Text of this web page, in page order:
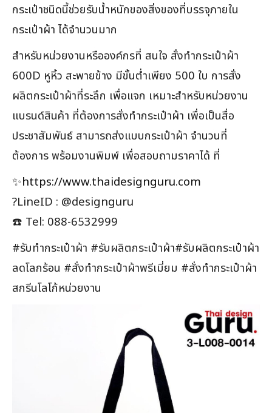
กระเป๋าชนิดนี้ช่วยรับน้ำหนักของสิ่งของที่บรรจุภายใน
กระเป๋าผ้า ได้จำนวนมาก
สำหรับหน่วยงานหรือองค์กรที่ สนใจ สั่งทำกระเป๋าผ้า
600D หูหิ้ว สะพายข้าง มีขั้นต่ำเพียง 500 ใบ การสั่ง
ผลิตกระเป๋าผ้าที่ระลึก เพื่อแจก เหมาะสำหรับหน่วยงาน
แบรนด์สินค้า ที่ต้องการสั่งทำกระเป๋าผ้า เพื่อเป็นสื่อ
ประชาสัมพันธ์ สามารถส่งแบบกระเป๋าผ้า จำนวนที่
ต้องการ พร้อมงานพิมพ์ เพื่อสอบถามราคาได้ ที่
✨https://www.thaidesignguru.com
?LineID : @designguru
☎️ Tel: 088-6532999
#รับทำกระเป๋าผ้า #รับผลิตกระเป๋าผ้า#รับผลิตกระเป๋าผ้า
ลดโลกร้อน #สั่งทำกระเป๋าผ้าพรีเมี่ยม #สั่งทำกระเป๋าผ้า
สกรีนโลโก้หน่วยงาน